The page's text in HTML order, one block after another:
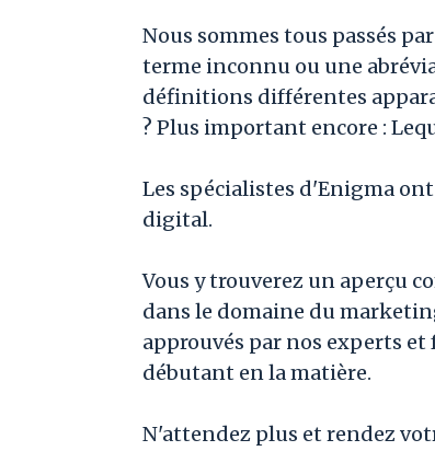
Nous sommes tous passés
terme inconnu ou une
définitions différentes
? Plus important encore :
Les spécialistes d'Enigma
digital.
Vous y trouverez un aperçu
dans le domaine du
approuvés par nos experts
débutant en la matière.
N'attendez plus et rendez